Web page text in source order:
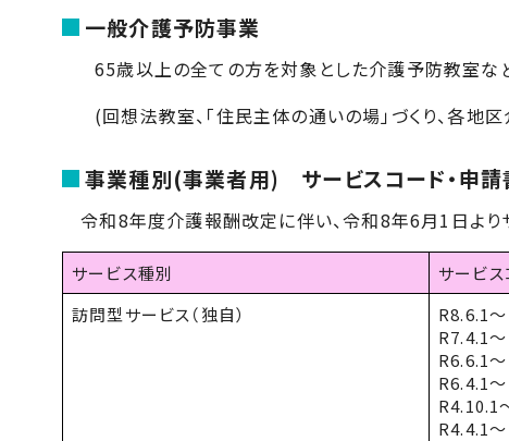
一般介護予防事業
65歳以上の全ての方を対象とした介護予防教室な
(回想法教室、「住民主体の通いの場」づくり、各地
事業種別(事業者用) サービスコード・申請
令和8年度介護報酬改定に伴い、令和8年6月1日より
サービス種別 サービス
訪問型サービス（独自）
R8.6.1
R7.4.1
R6.6.1
R6.4.1
R4.10.1
R4.4.1